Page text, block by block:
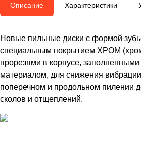
Описание Характеристики
Новые пильные диски с формой
специальным покрытием ХРОМ
прорезями в корпусе,
материалом, для снижения
поперечном и продольном пилении
сколов и отщеплений.